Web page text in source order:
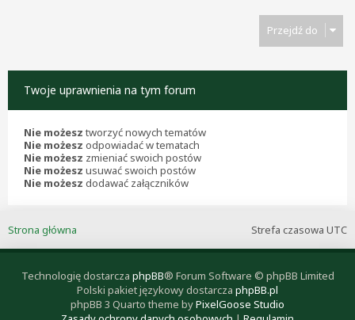
Przejdź do
Twoje uprawnienia na tym forum
Nie możesz tworzyć nowych tematów
Nie możesz odpowiadać w tematach
Nie możesz zmieniać swoich postów
Nie możesz usuwać swoich postów
Nie możesz dodawać załączników
Strefa czasowa UTC
Strona główna
Technologię dostarcza phpBB® Forum Software © phpBB Limited
Polski pakiet językowy dostarcza phpBB.pl
phpBB 3 Quarto theme byPixelGoose Studio